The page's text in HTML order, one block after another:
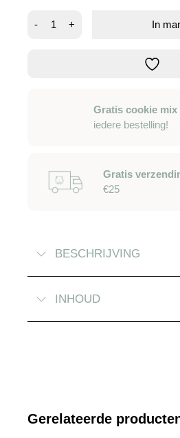
-
bedding
+ In
Gratis cookie mix
iedere bestelling!
Gratis
€25
BESCHRIJVING
INHOUD
Gerelateerde